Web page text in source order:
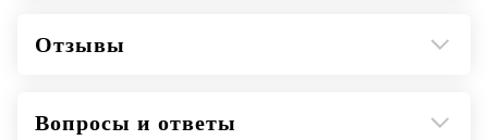
Отзывы
Вопросы и ответы